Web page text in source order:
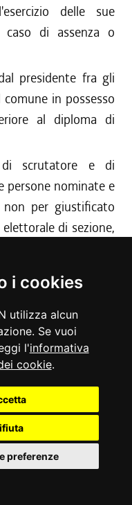
i cookies
utilizza alcun
Se vuoi
l'informativa
cookie.
preferenze
delle sue
di assenza o
presidente fra gli
in possesso
al diploma di
di scrutatore e di
persone nominate e
per giustificato
di sezione,
funzioni, sono
eseguite con la
tra cui il
eccezione per le
delle schede e di
tutti i componenti
decide sulla
dei voti contestati,
e su tutti i
le operazioni.